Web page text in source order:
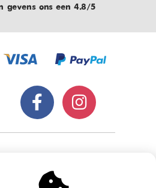
Industriële
€79,99
Toevoegen aan
winkelwagen